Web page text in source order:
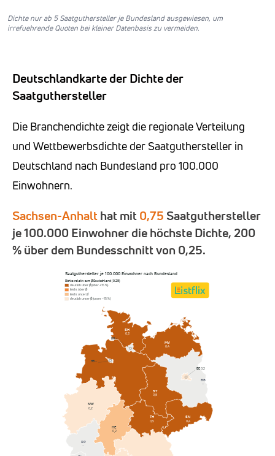
Dichte nur ab 5 Saatguthersteller je Bundesland ausgewiesen, um
irrefuehrende Quoten bei kleiner Datenbasis zu vermeiden.
Deutschlandkarte der Dichte der
Saatguthersteller
Die Branchendichte zeigt die regionale Verteilung
und Wettbewerbsdichte der Saatguthersteller in
Deutschland nach Bundesland pro 100.000
Einwohnern.
Sachsen-Anhalthat mit0,75 Saatguthersteller
je 100.000 Einwohner die höchste Dichte, 200
% über dem Bundesschnitt von 0,25.
Saatguthersteller je 100.000 Einwohner nach Bundesland
Dichte relativ zum Ø Deutschland (0,25)
deutlich über Ø (über +15 %)
leicht über Ø
leicht unter Ø
deutlich unter Ø (unter −15 %)
BB
–
HE
0,2
MV
0,4
NI
0,5
NW
0,2
RP
–
ST
0,8
SN
0,4
SH
0,3
TH
0,5
BE0,2
HB–
HH–